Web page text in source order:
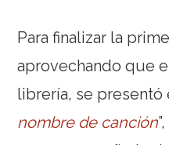
Para finalizar la
aprovechando que
librería, se presentó
nombre de canción